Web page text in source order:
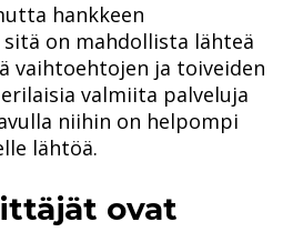
hankkeen
sitä on mahdollista lähteä
vaihtoehtojen ja toiveiden
valmiita palveluja
niihin on helpompi
lähtöä.
ovat